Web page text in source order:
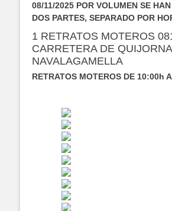
08/11/2025 POR VOLUMEN SE
DOS PARTES, SEPARADO POR
1 RETRATOS MOTEROS
CARRETERA DE
NAVALAGAMELLA
RETRATOS MOTEROS DE 10:00h